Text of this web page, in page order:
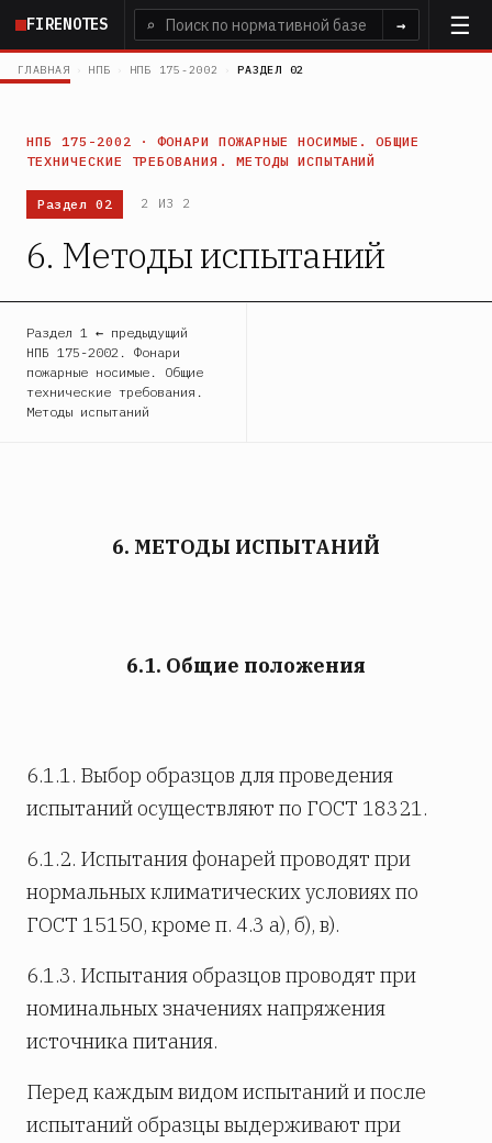
Перейти
основному
FIRENOTES ⌕ →
ГЛАВНАЯ › НПБ › НПБ 175-2002 › РАЗДЕЛ 02
НПБ 175-2002 · ФОНАРИ ПОЖАРНЫЕ НОСИМЫЕ. ОБЩИЕ
ТЕХНИЧЕСКИЕ ТРЕБОВАНИЯ. МЕТОДЫ ИСПЫТАНИЙ
Раздел 02 2 ИЗ 2
6. Методы испытаний
Раздел 1 ← предыдущий
НПБ 175-2002. Фонари
пожарные носимые. Общие
технические требования.
Методы испытаний
6. МЕТОДЫ ИСПЫТАНИЙ
6.1. Общие положения
6.1.1. Выбор образцов для проведения
испытаний осуществляют по ГОСТ 18321.
6.1.2. Испытания фонарей проводят при
нормальных климатических условиях по
ГОСТ 15150, кроме п. 4.3 а), б), в).
6.1.3. Испытания образцов проводят при
номинальных значениях напряжения
источника питания.
Перед каждым видом испытаний и после
испытаний образцы выдерживают при